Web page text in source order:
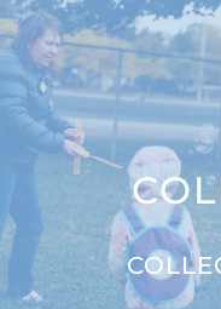
SERVICES
LEVÉES DE
RESSOURCES